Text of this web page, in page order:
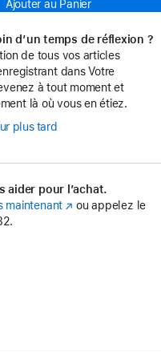
Ajouter au Panier
d’un temps de réflexion ?
de tous vos articles
dans Votre
à tout moment et
là où vous en étiez.
plus tard
aider pour l’achat.
maintenant (s’ouvre
ou appelez le